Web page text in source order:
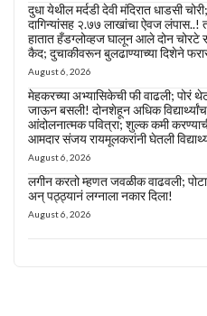
दुधा येथील मर्दडी देवी मंदिरात धाडसी
दागिन्यांसह २.७७ लाखांचा ऐवज लंपास..!
हातात हँडग्लोव्हज घालून आले दोन चोरटे
कैद; दुचाकीवरून बुलढाण्याच्या दिशेने
August 6, 2026
मेहकरच्या अभ्यासिकेची फी वाढली; पोरं
जाऊन बसली! दोनशेहून अधिक
आंदोलनात्मक पवित्रा; शुल्क कमी
आमदार संजय रायमूलकरांनी घेतली
August 6, 2026
लगीन करतो म्हणत जवळीक वाढवली;
अन् पठ्ठ्यानं लग्नाला नकार दिला!
August 6, 2026